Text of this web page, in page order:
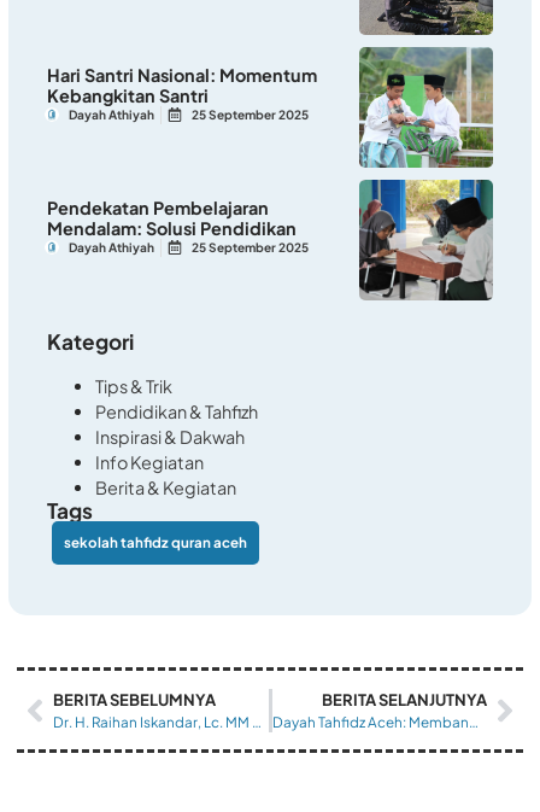
Hari Santri Nasional: Momentum
Kebangkitan Santri
Dayah Athiyah 25 September 2025
Pendekatan Pembelajaran
Mendalam: Solusi Pendidikan
Dayah Athiyah 25 September 2025
Kategori
Tips & Trik
Pendidikan & Tahfizh
Inspirasi & Dakwah
Info Kegiatan
Berita & Kegiatan
Tags
sekolah tahfidz quran aceh
BERITA SEBELUMNYA
Dr. H. Raihan Iskandar, Lc. MM Hadiri Multaqo Ulama Nasional I
BERITA SELANJUTNYA
Dayah Tahfidz Aceh: Membangun Generasi Qurani Berdaya Saing